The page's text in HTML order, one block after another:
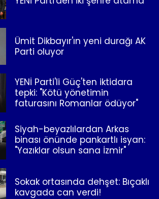
Ümit Dikbayır'ın yeni durağı AK
Parti oluyor
YENİ Parti'li Güç'ten iktidara
tepki: "Kötü yönetimin
faturasını Romanlar ödüyor"
Siyah-beyazlılardan Arkas
binası önünde pankartlı isyan:
"Yazıklar olsun sana İzmir"
Sokak ortasında dehşet: Bıçaklı
kavgada can verdi!